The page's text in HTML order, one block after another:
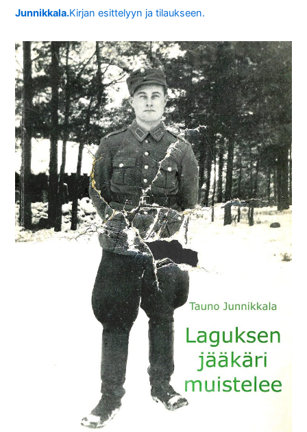
Junnikkala.Kirjan esittelyyn ja tilaukseen.